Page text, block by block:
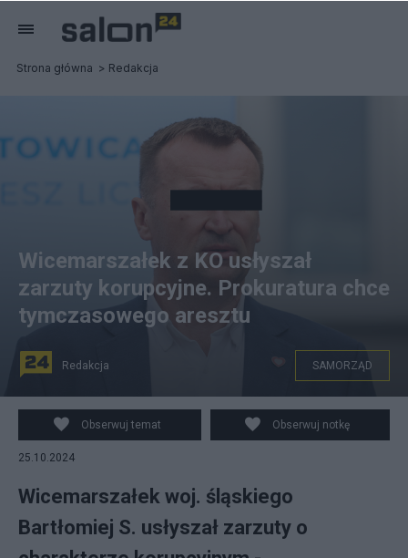
Strona główna Redakcja
Barłomiej S. usłyszał zarzuty. Fot. PAP/Michał Meissner
Wicemarszałek z KO usłyszał
zarzuty korupcyjne. Prokuratura chce
tymczasowego aresztu
Redakcja SAMORZĄD
Obserwuj temat Obserwuj notkę
25.10.2024
Wicemarszałek woj. śląskiego
Bartłomiej S. usłyszał zarzuty o